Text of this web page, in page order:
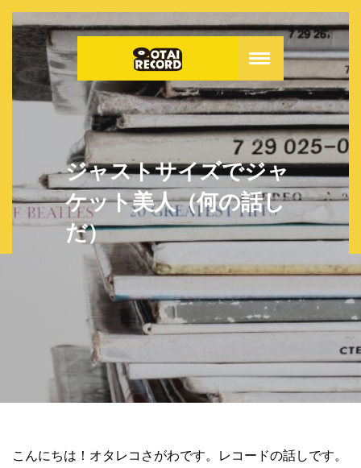
ジャストサイズでジャ
ケット美人（何の話し
だ）
こんにちは！オタレコさがわです。レコードの話しです。